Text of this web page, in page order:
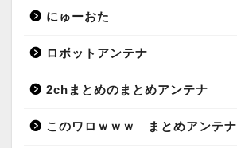
にゅーおた
ロボットアンテナ
2chまとめのまとめアンテナ
このワロｗｗｗ まとめアンテナ